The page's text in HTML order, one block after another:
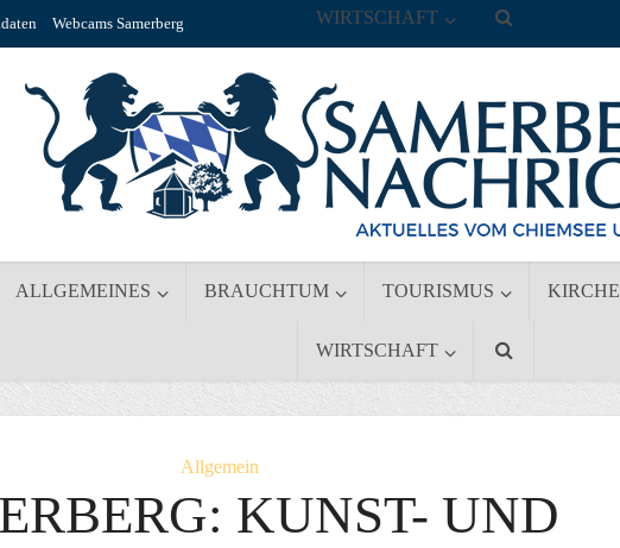
Webcams Samerberg
ALLGEMEINES BRAUCHTUM TOURISMUS KIRCHE
WIRTSCHAFT
WIRTSCHAFT
Allgemein
KUNST- UND